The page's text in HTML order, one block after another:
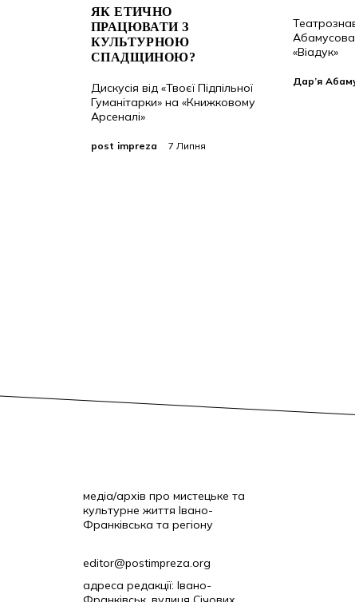
ЯК ЕТИЧНО
ПРАЦЮВАТИ З
КУЛЬТУРНОЮ
СПАДЩИНОЮ?
Дискусія від «Твоєї Підпільної
Гуманітарки» на «Книжковому
Арсеналі»
post impreza 7 Липня
«Віадук»
Дар’я
медіа/архів про мистецьке та
культурне життя Івано-
Франківська та регіону
editor@postimpreza.org
адреса редакції: Івано-